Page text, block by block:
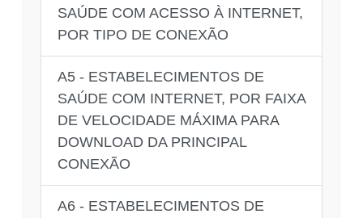
SAÚDE COM ACESSO À INTERNET,
POR TIPO DE CONEXÃO
A5 - ESTABELECIMENTOS DE
SAÚDE COM INTERNET, POR FAIXA
DE VELOCIDADE MÁXIMA PARA
DOWNLOAD DA PRINCIPAL
CONEXÃO
A6 - ESTABELECIMENTOS DE